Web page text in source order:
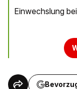
Einwechslung